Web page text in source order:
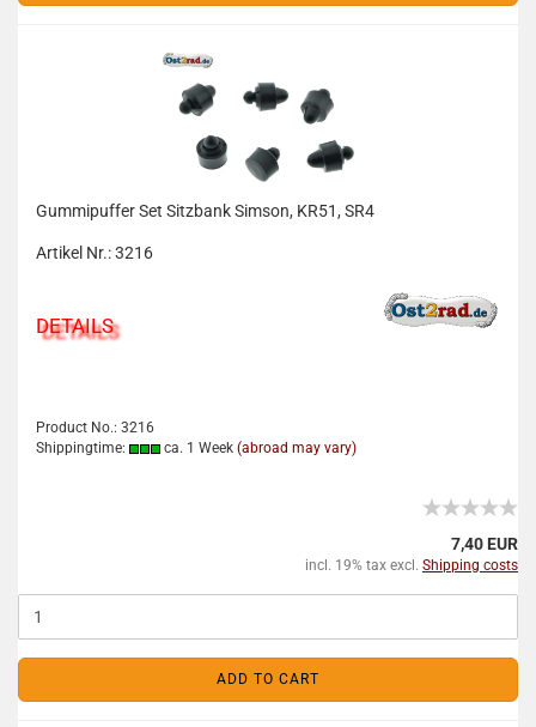
Gummipuffer Set Sitzbank Simson, KR51, SR4
Artikel Nr.: 3216
DETAILS
Product No.: 3216
Shippingtime:
ca. 1 Week (abroad may vary)
7,40 EUR
incl. 19% tax excl. Shipping costs
ADD TO CART